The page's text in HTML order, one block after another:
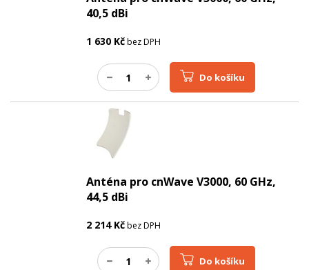
40,5 dBi
1 630 Kčbez DPH
Do košíku
Anténa pro cnWave V3000, 60 GHz,
44,5 dBi
2 214Kčbez DPH
Do košíku